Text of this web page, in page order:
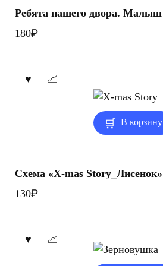
Ребята нашего двора. Малыш
180₽
В корзину
Схема «X-mas Story_Лисенок»
130₽